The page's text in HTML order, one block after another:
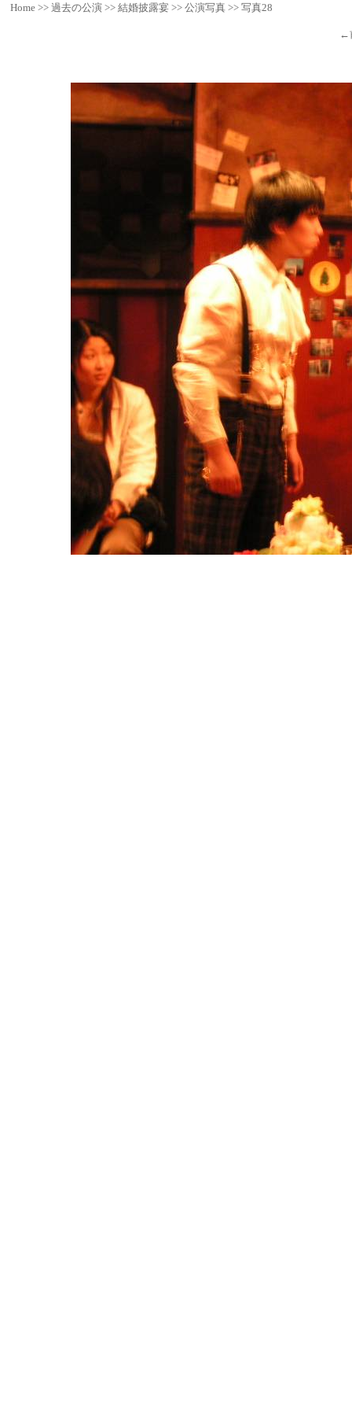
Home >> 過去の公演 >> 結婚披露宴 >> 公演写真 >> 写真28
←